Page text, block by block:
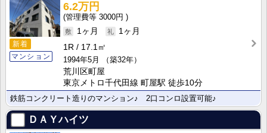
新着
マンション
6.2万円
3000円
1ヶ月
1ヶ月
1R
17.1㎡
1994年5月
（築32年）
荒川区町屋
東京メトロ千代田線 町屋駅 徒歩10分
鉄筋コンクリート造りのマンション♪ 2口コンロ設置可能♪
ＤＡＹハイツ